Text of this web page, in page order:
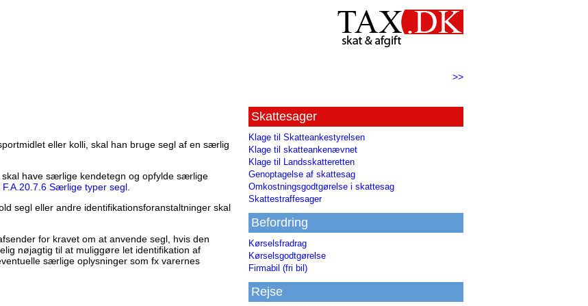
>>
eller kolli, skal han bruge segl af en særlig
have særlige kendetegn og opfylde særlige
F.A.20.7.6 Særlige typer segl
segl eller andre identifikationsforanstaltninger skal
for kravet om at anvende segl, hvis den
nøjagtig til at muliggøre let identifikation af
særlige oplysninger som fx varernes
Skattesager
Klage til Skatteankestyrelsen
Klage til skatteankenævnet
Klage til Landsskatteretten
Genoptagelse af skattesag
Omkostningsgodtgørelse i skattesag
Skattestraffesager
Befordring
Kørselsfradrag
Kørselsgodtgørelse
Firmabil (fri bil)
Rejse